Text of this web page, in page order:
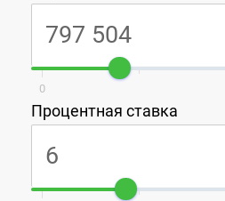
0
Процентная ставка